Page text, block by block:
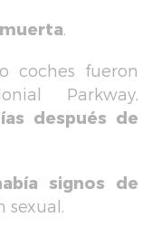
.
coches fueron
Parkway,
después de
signos de
sexual.